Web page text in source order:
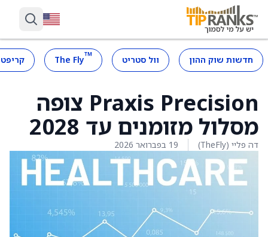
חדשות שוק ההון וול סטריט ™
The Fly
Praxis Precision צופה
מסלול מזומנים עד 2028
דה פליי (TheFly) 19 בפברואר 2026